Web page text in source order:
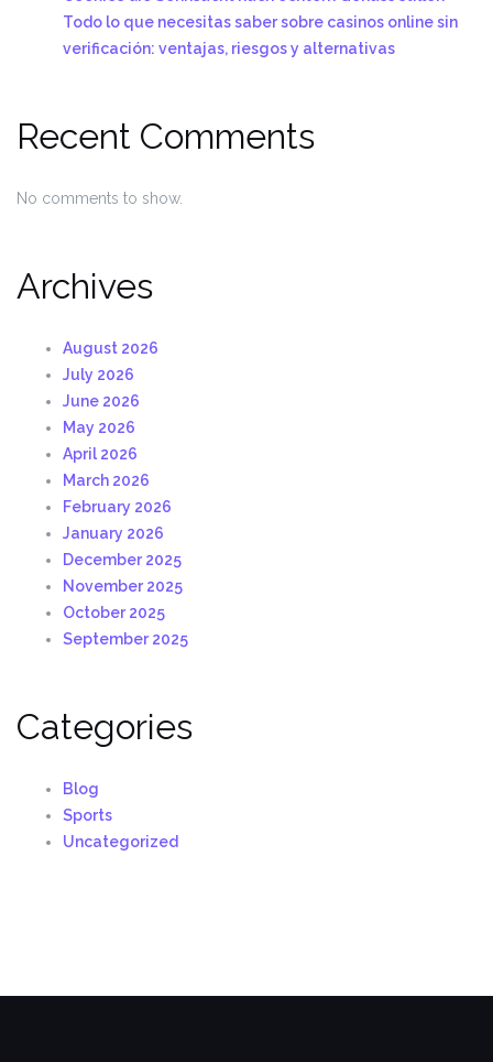
Todo lo que necesitas saber sobre casinos online sin
verificación: ventajas, riesgos y alternativas
Recent Comments
No comments to show.
Archives
August 2026
July 2026
June 2026
May 2026
April 2026
March 2026
February 2026
January 2026
December 2025
November 2025
October 2025
September 2025
Categories
Blog
Sports
Uncategorized